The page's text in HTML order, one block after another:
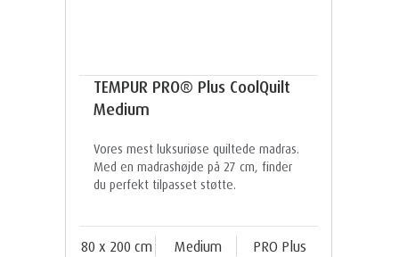
TEMPUR PRO® Plus CoolQuilt
Medium
Vores mest luksuriøse quiltede madras.
Med en madrashøjde på 27 cm, finder
du perfekt tilpasset støtte.
80 x 200 cm Medium PRO Plus